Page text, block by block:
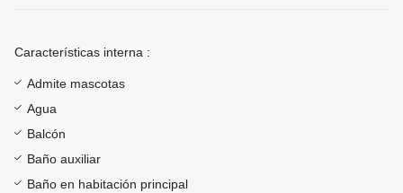
Características interna :
Admite mascotas
Agua
Balcón
Baño auxiliar
Baño en habitación principal